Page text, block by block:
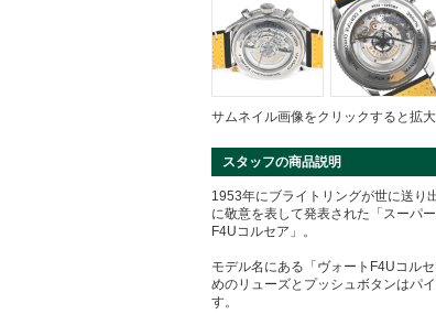
サムネイル画像をクリックすると拡大
スタッフの商品説明
1953年にブライトリングが世に送り
に敬意を表して発表された「スーパ
F4Uコルセア」。
モデル名にある「ヴォートF4Uコル
めのリューズとプッシュボタンはパ
す。